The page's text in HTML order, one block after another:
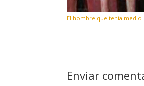
El hombre que tenía medio
Enviar